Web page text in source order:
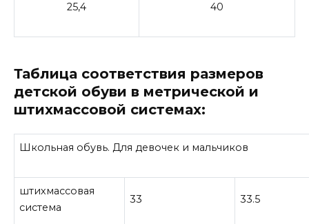
25,4 40
Таблица соответствия размеров
детской обуви в метрической и
штихмассовой системах:
Школьная обувь. Для девочек и мальчиков
штихмассовая
система
33 33.5